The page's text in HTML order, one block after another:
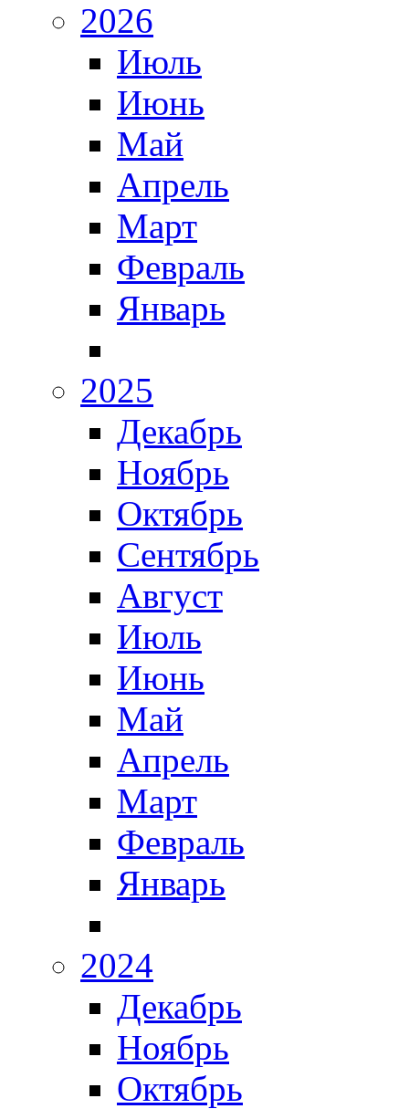
2026
Июль
Июнь
Май
Апрель
Март
Февраль
Январь
2025
Декабрь
Ноябрь
Октябрь
Сентябрь
Август
Июль
Июнь
Май
Апрель
Март
Февраль
Январь
2024
Декабрь
Ноябрь
Октябрь